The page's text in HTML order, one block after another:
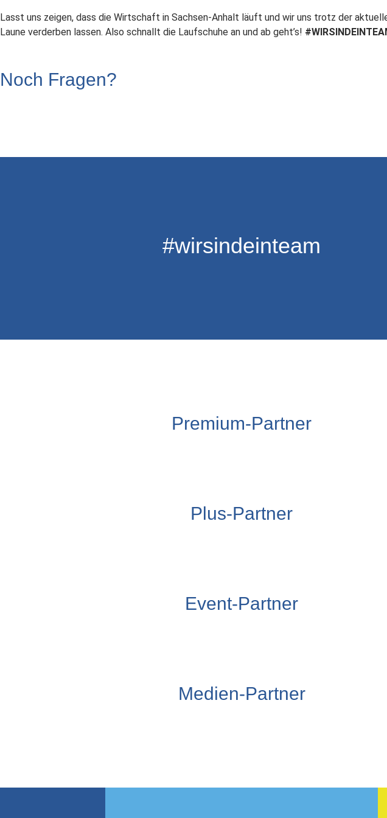
Lasst uns zeigen, dass die Wirtschaft in Sachsen-Anhalt läuft und wir uns trotz der
Laune verderben lassen. Also schnallt die Laufschuhe an und ab geht’s!
Noch Fragen?
#wirsindeinteam
Premium-Partner
Plus-Partner
Event-Partner
Medien-Partner